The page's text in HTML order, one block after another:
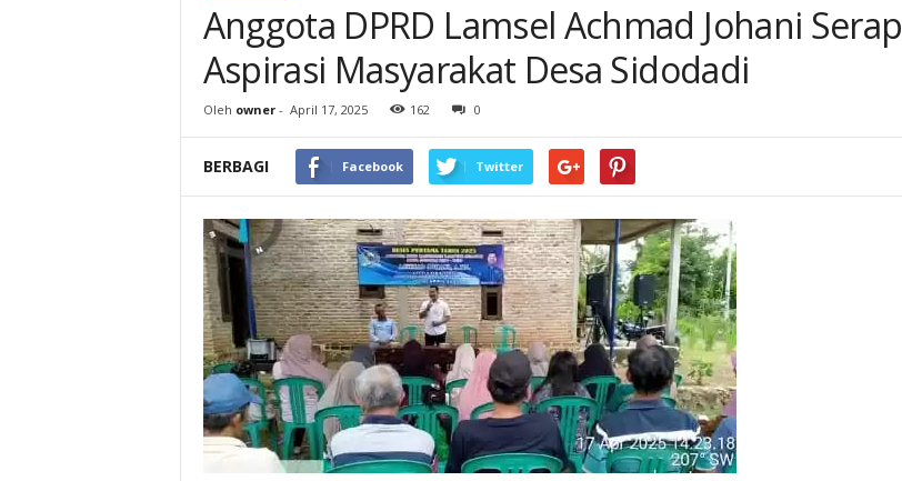
Anggota DPRD Lamsel Achmad Johani Serap
Aspirasi Masyarakat Desa Sidodadi
Oleh owner- April 17, 2025 162 0
BERBAGI Facebook Twitter